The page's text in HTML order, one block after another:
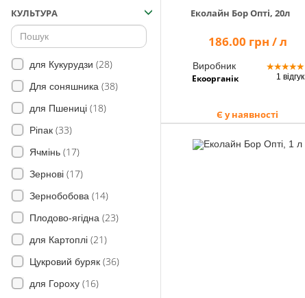
733 0
+38 (066) 733
733 0
+38 (093) 733
733 0
info@hectare.ua
КУЛЬТУРА
для Кукурудзи (28)
Для соняшника (38)
для Пшениці (18)
Ріпак (33)
Ячмінь (17)
Зернові (17)
Зернобобова (14)
Плодово-ягідна (23)
для Картоплі (21)
Цукровий буряк (36)
для Гороху (16)
Еколайн Бор Опті, 20л
186.00 грн / л
Виробник
Екоорганік
★★★★★
1 відгук
Є у наявності